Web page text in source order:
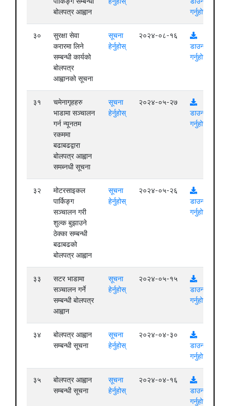
बोलपत्र आह्वान
गर्नुहोस्
३०
सुरक्षा सेवा
करारमा लिने
सम्बन्धी कार्यको
बोलपत्र
आह्वानको सूचना
सूचना
हेर्नुहोस्
२०२४-०८-१६
डाउनलोड
गर्नुहोस्
३१
चमेनागृहहरु
भाडामा सञ्चालन
गर्न न्यूनतम
रकममा
बढाबढद्वारा
बोलपत्र आह्वान
समब्नधी सूचना
सूचना
हेर्नुहोस्
२०२४-०५-२७
डाउनलोड
गर्नुहोस्
३२
मोटरसाइकल
पार्किङ्ग
सञ्चालन गरी
शुल्क बुझाउने
ठेक्का सम्बन्धी
बढाबढको
बोलपत्र आह्वान
सूचना
हेर्नुहोस्
२०२४-०५-२६
डाउनलोड
गर्नुहोस्
३३
सटर भाडामा
सञ्चालन गर्ने
सम्बन्धी बोलपत्र
आह्वान
सूचना
हेर्नुहोस्
२०२४-०५-१५
डाउनलोड
गर्नुहोस्
३४
बोलपत्र आह्वान
सम्बन्धी सूचना
सूचना
हेर्नुहोस्
२०२४-०४-३०
डाउनलोड
गर्नुहोस्
३५
बोलपत्र आह्वान
सम्बन्धी सूचना
सूचना
हेर्नुहोस्
२०२४-०४-१६
डाउनलोड
गर्नुहोस्